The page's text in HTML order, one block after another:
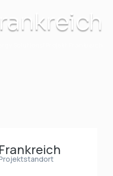
Frankreich